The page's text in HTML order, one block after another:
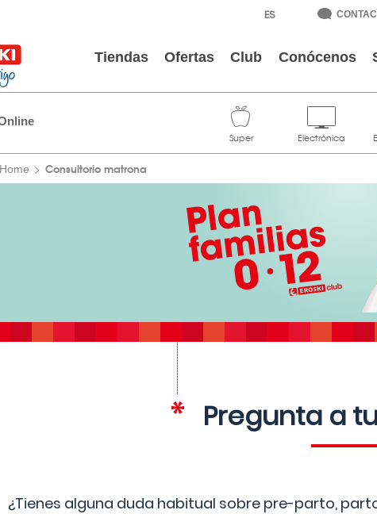
Tiendas Ofertas Club Conócenos
Home Consultorio matrona
Pregunta a
¿Tienes alguna duda habitual sobre pre-parto,